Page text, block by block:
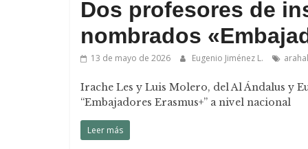
Arahal
Dos profesores de
nombrados
13 de mayo de 2026 Eugenio Jiménez L. arahal
Irache Les y Luis Molero, del Al Ándalus y
“Embajadores Erasmus+” a nivel nacional
Leer más